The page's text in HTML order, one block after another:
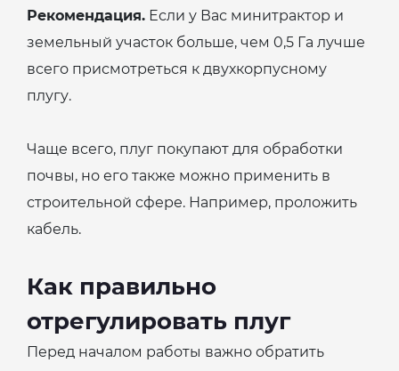
Рекомендация. Если у Вас минитрактор и
земельный участок больше, чем 0,5 Га лучше
всего присмотреться к двухкорпусному
плугу.
Чаще всего, плуг покупают для обработки
почвы, но его также можно применить в
строительной сфере. Например, проложить
кабель.
Как правильно
отрегулировать плуг
Перед началом работы важно обратить